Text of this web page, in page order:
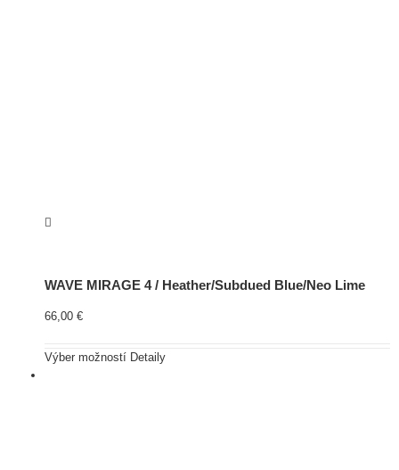
WAVE MIRAGE 4 / Heather/Subdued Blue/Neo Lime
66,00 €
Výber možností Detaily